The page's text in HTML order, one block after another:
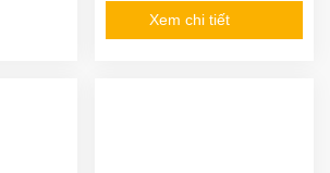
Xem chi tiết